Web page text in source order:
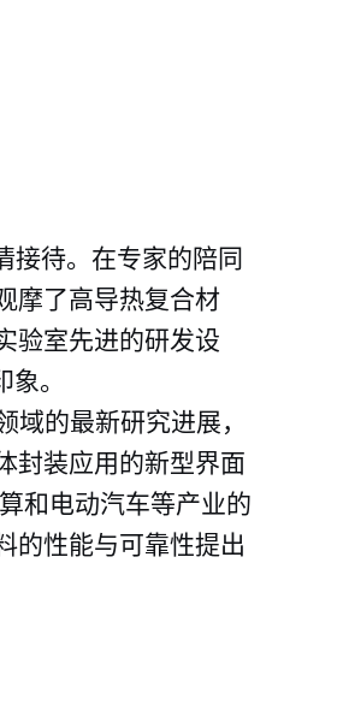
接待。在专家的陪同
摩了高导热复合材
验室先进的研发设
。
的最新研究进展，
封装应用的新型界面
和电动汽车等产业的
的性能与可靠性提出